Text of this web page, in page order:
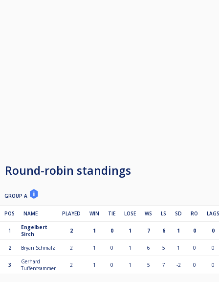
Round-robin standings
GROUP A
POS NAME PLAYED WIN TIE LOSE WS LS SD RO LAGS
1
Engelbert
Sirch
2 1 0 1 7 6 1 0 0
2 Bryan Schmalz 2 1 0 1 6 5 1 0 0
3
Gerhard
Tuffentsammer
2 1 0 1 5 7 -2 0 0